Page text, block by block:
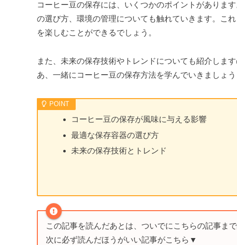
コーヒー豆の保存には、いくつかのポイントがありま
の選び方、環境の管理についても触れていきます。こ
を楽しむことができるでしょう。
また、未来の保存技術やトレンドについても紹介しま
あ、一緒にコーヒー豆の保存方法を学んでいきましょう
コーヒー豆の保存が風味に与える影響
最適な保存容器の選び方
未来の保存技術とトレンド
この記事を読んだあとは、ついでにこちらの記事ま
次に必ず読んだほうがいい記事がこちら▼